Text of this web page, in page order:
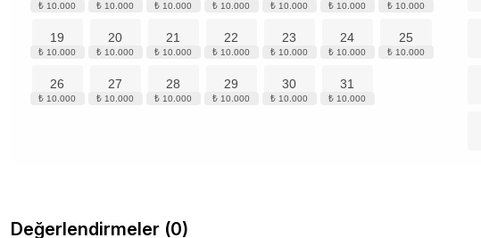
19 20 21 22 23 24 25
26 27 28 29 30 31
Değerlendirmeler (0)